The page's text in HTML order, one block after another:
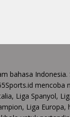
bahasa
Liga Spanyol,
Liga